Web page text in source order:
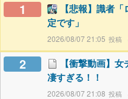
1
【悲報】識者
定です」
2026/08/07 21:05
2
【衝撃動画】
凄すぎる！！
2026/08/07 21:08